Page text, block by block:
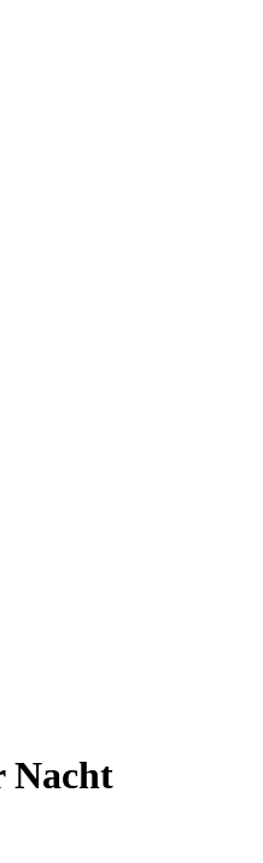
Nacht